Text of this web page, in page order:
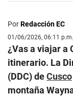
PorRedacción EC
01/06/2026, 06:11
¿Vas a viajar a
itinerario. La
(DDC) deCusco
montaña